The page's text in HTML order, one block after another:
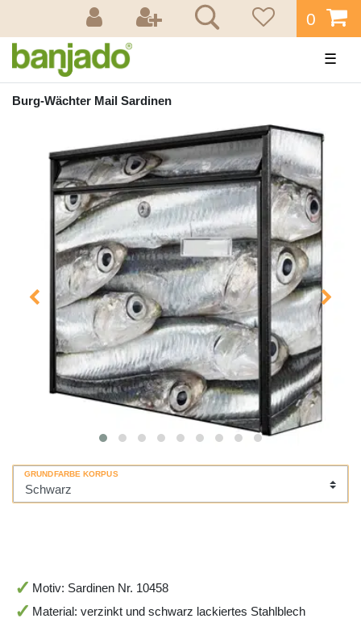
0
☰
Burg-Wächter Mail Sardinen
GRUNDFARBE KORPUS
Motiv: Sardinen Nr. 10458
Material: verzinkt und schwarz lackiertes Stahlblech